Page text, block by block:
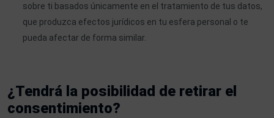
sobre ti basados únicamente en el tratamiento de tus datos,
que produzca efectos jurídicos en tu esfera personal o te
pueda afectar de forma similar.
¿Tendrá la posibilidad de retirar el
consentimiento?